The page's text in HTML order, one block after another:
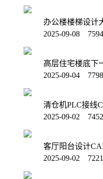
办公楼楼梯设计
2025-09-08
高层住宅楼底下
2025-09-04
清仓机PLC接线
2025-09-02
客厅阳台设计
2025-09-02